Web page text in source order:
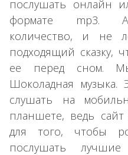
послушать онлайн
формате mp3.
количество, и не
подходящий сказку,
ее перед сном. Мы
Шоколадная музыка.
слушать на
планшете, ведь сайт
для того, чтобы
послушать